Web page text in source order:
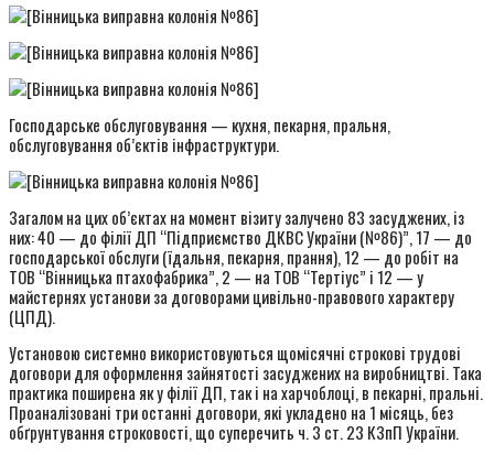
Господарське обслуговування — кухня, пекарня, пральня,
обслуговування об’єктів інфраструктури.
Загалом на цих об’єктах на момент візиту залучено 83 засуджених, із
них: 40 — до філії ДП “Підприємство ДКВС України (№86)”, 17 — до
господарської обслуги (їдальня, пекарня, прання), 12 — до робіт на
ТОВ “Вінницька птахофабрика”, 2 — на ТОВ “Тертіус” і 12 — у
майстернях установи за договорами цивільно-правового характеру
(ЦПД).
Установою системно використовуються щомісячні строкові трудові
договори для оформлення зайнятості засуджених на виробництві. Така
практика поширена як у філії ДП, так і на харчоблоці, в пекарні, пральні.
Проаналізовані три останні договори, які укладено на 1 місяць, без
обґрунтування строковості, що суперечить ч. 3 ст. 23 КЗпП України.